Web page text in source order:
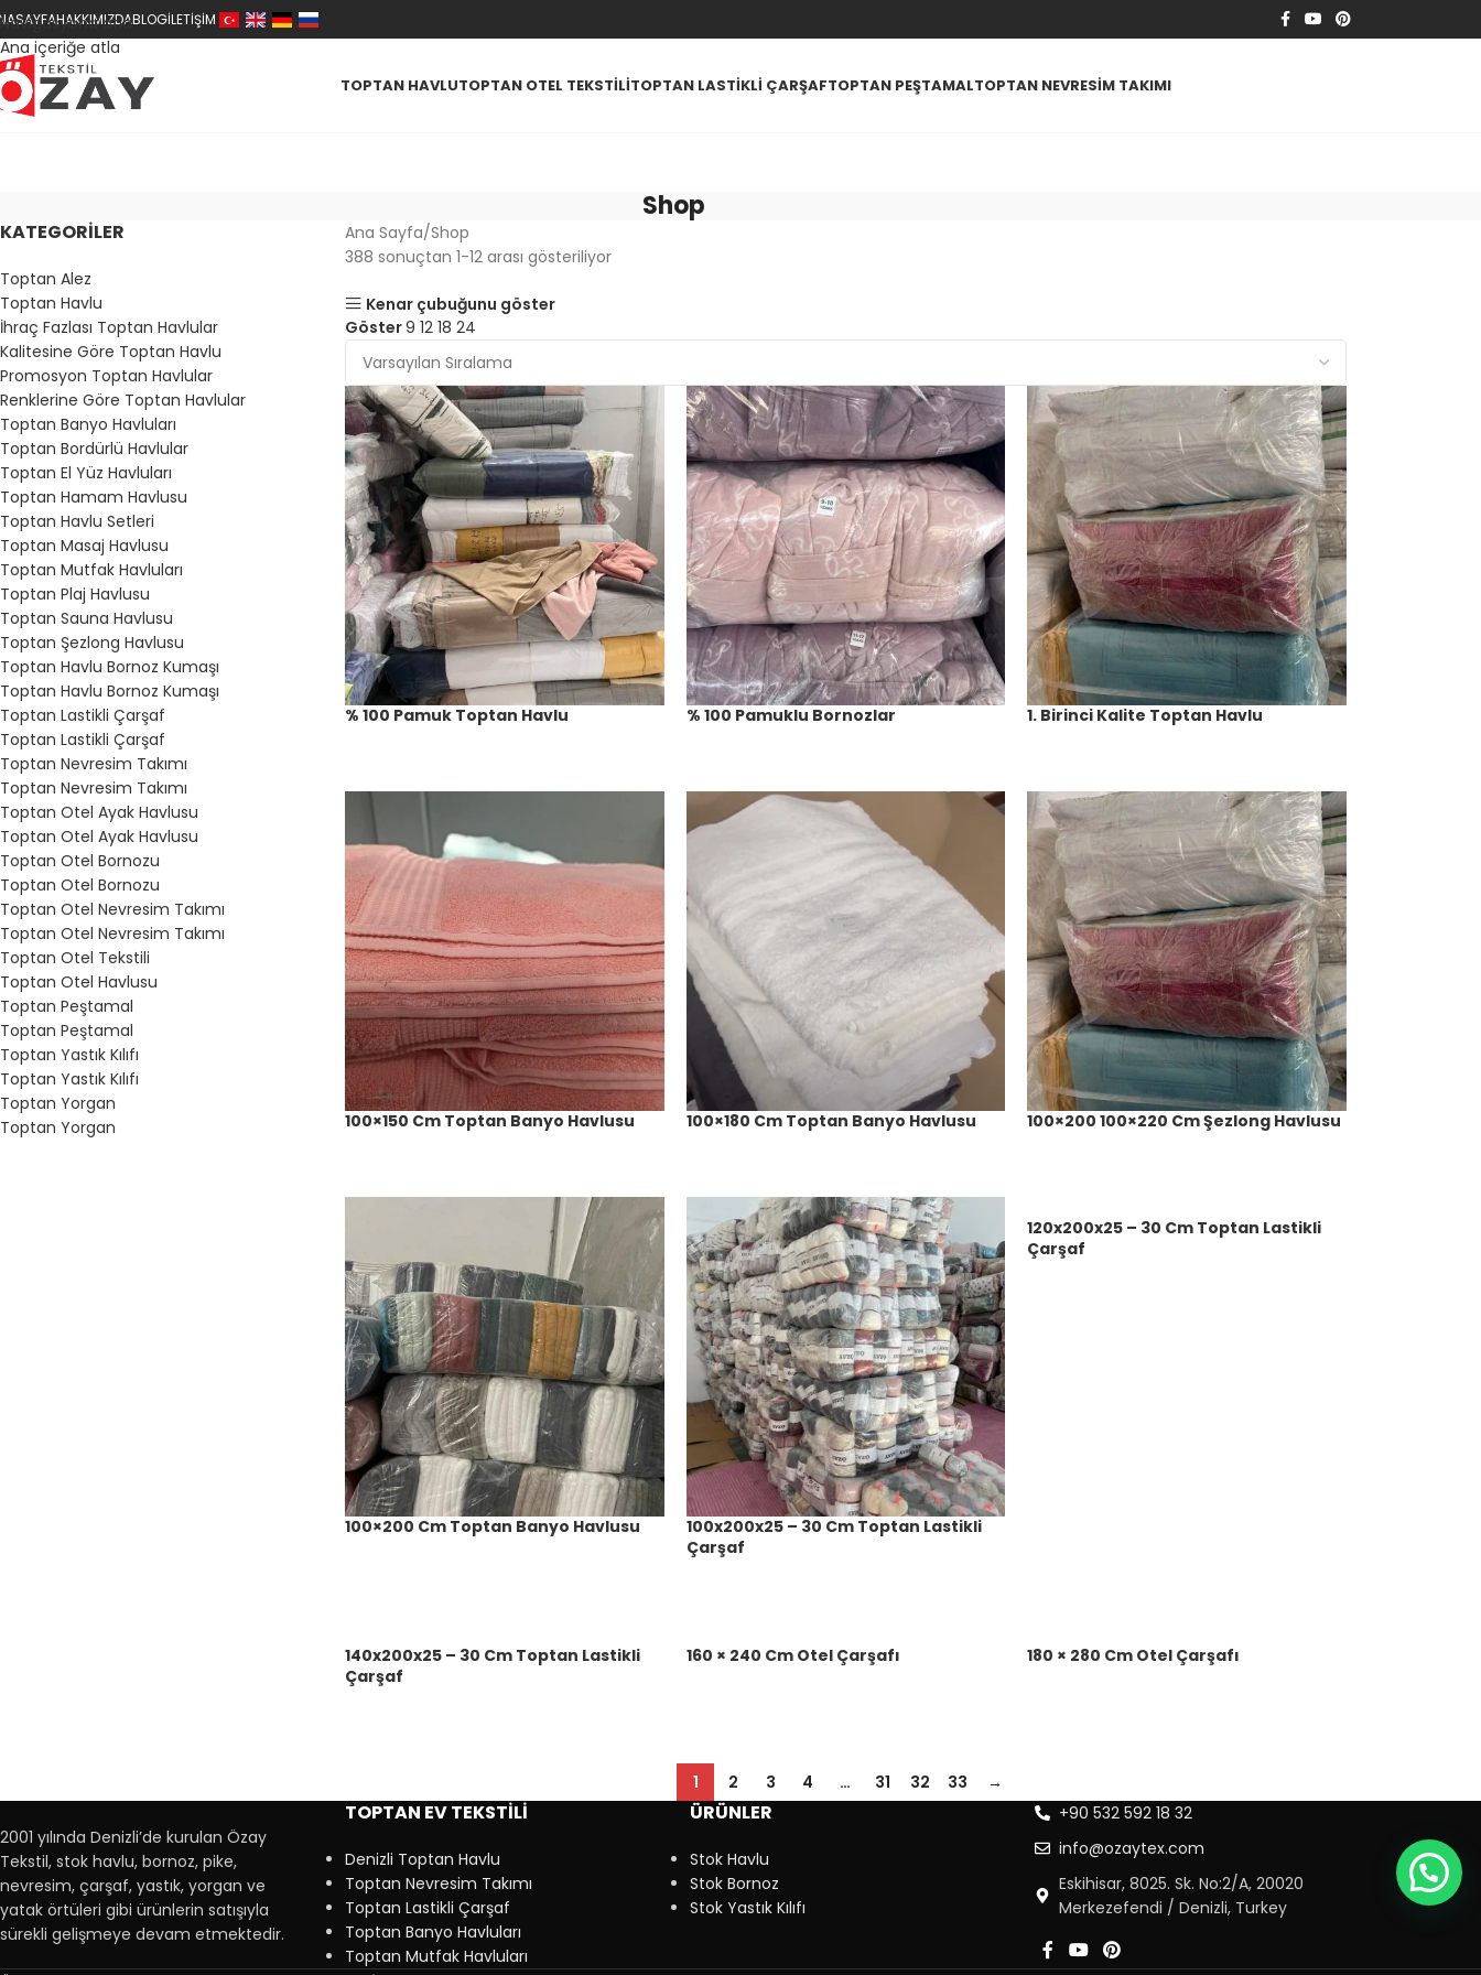
Navigasyona atla
Ana içeriğe atla
HAKKIMIZDABLOGİLETIŞIM
TOPTAN HAVLUTOPTAN OTEL TEKSTILITOPTAN LASTIKLI ÇARŞAFTOPTAN PEŞTAMALTOPTAN NEVRESIM TAKIMI
Shop
KATEGORILER
Toptan Alez
Toptan Havlu
İhraç Fazlası Toptan Havlular
Kalitesine Göre Toptan Havlu
Promosyon Toptan Havlular
Renklerine Göre Toptan Havlular
Toptan Banyo Havluları
Toptan Bordürlü Havlular
Toptan El Yüz Havluları
Toptan Hamam Havlusu
Toptan Havlu Setleri
Toptan Masaj Havlusu
Toptan Mutfak Havluları
Toptan Plaj Havlusu
Toptan Sauna Havlusu
Toptan Şezlong Havlusu
Toptan Havlu Bornoz Kumaşı
Toptan Havlu Bornoz Kumaşı
Toptan Lastikli Çarşaf
Toptan Lastikli Çarşaf
Toptan Nevresim Takımı
Toptan Nevresim Takımı
Toptan Otel Ayak Havlusu
Toptan Otel Ayak Havlusu
Toptan Otel Bornozu
Toptan Otel Bornozu
Toptan Otel Nevresim Takımı
Toptan Otel Nevresim Takımı
Toptan Otel Tekstili
Toptan Otel Havlusu
Toptan Peştamal
Toptan Peştamal
Toptan Yastık Kılıfı
Toptan Yastık Kılıfı
Toptan Yorgan
Toptan Yorgan
Ana Sayfa Shop
388 sonuçtan 1-12 arası gösteriliyor
Kenar çubuğunu göster
Göster9 12 18 24
% 100 Pamuk Toptan Havlu % 100 Pamuklu Bornozlar 1. Birinci Kalite Toptan Havlu
100×150 Cm Toptan Banyo Havlusu 100×180 Cm Toptan Banyo Havlusu 100×200 100×220 Cm Şezlong Havlusu
100×200 Cm Toptan Banyo Havlusu
100x200x25 – 30 Cm Toptan Lastikli
Çarşaf
120x200x25 – 30 Cm Toptan Lastikli
Çarşaf
140x200x25 – 30 Cm Toptan Lastikli
Çarşaf
160 × 240 Cm Otel Çarşafı 180 × 280 Cm Otel Çarşafı
1 2 3 4 … 31 32 33 →
2001 yılında Denizli’de kurulan Özay
Tekstil, stok havlu, bornoz, pike,
nevresim, çarşaf, yastık, yorgan ve
yatak örtüleri gibi ürünlerin satışıyla
sürekli gelişmeye devam etmektedir.
TOPTAN EV TEKSTİLİ
Denizli Toptan Havlu
Toptan Nevresim Takımı
Toptan Lastikli Çarşaf
Toptan Banyo Havluları
Toptan Mutfak Havluları
ÜRÜNLER
Stok Havlu
Stok Bornoz
Stok Yastık Kılıfı
+90 532 592 18 32
info@ozaytex.com
Eskihisar, 8025. Sk. No:2/A, 20020
Merkezefendi / Denizli, Turkey